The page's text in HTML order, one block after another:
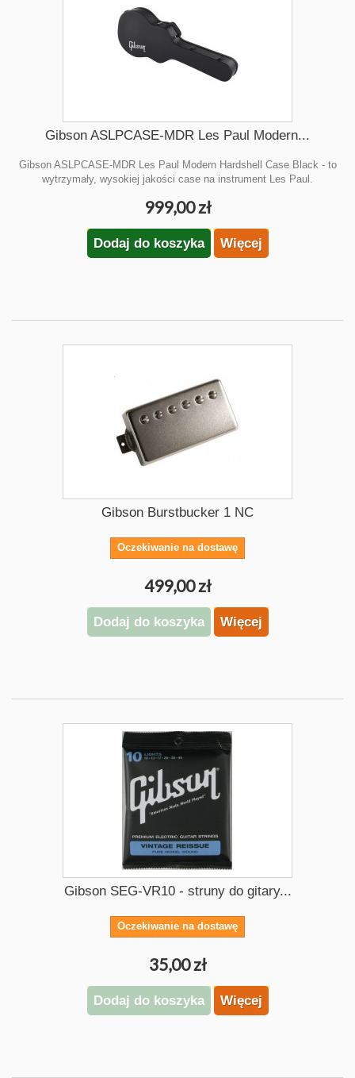
Gibson ASLPCASE-MDR Les Paul Modern...
Gibson ASLPCASE-MDR Les Paul Modern Hardshell Case Black - to
wytrzymały, wysokiej jakości case na instrument Les Paul.
999,00 zł
Dodaj do koszyka Więcej
Gibson Burstbucker 1 NC
Oczekiwanie na dostawę
499,00 zł
Dodaj do koszyka Więcej
Gibson SEG-VR10 - struny do gitary...
Oczekiwanie na dostawę
35,00 zł
Dodaj do koszyka Więcej